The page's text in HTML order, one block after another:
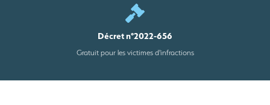
Décret n°2022-656
Gratuit pour les victimes d'infractions